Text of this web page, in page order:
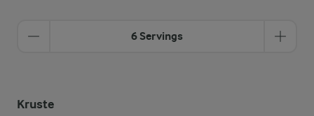
6 Servings
Kruste